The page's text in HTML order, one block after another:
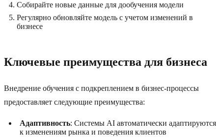
Собирайте новые данные для дообучения модели
Регулярно обновляйте модель с учетом изменений в
бизнесе
Ключевые преимущества для бизнеса
Внедрение обучения с подкреплением в бизнес-процессы
предоставляет следующие преимущества:
Адаптивность: Системы AI автоматически адаптируются
к изменениям рынка и поведения клиентов